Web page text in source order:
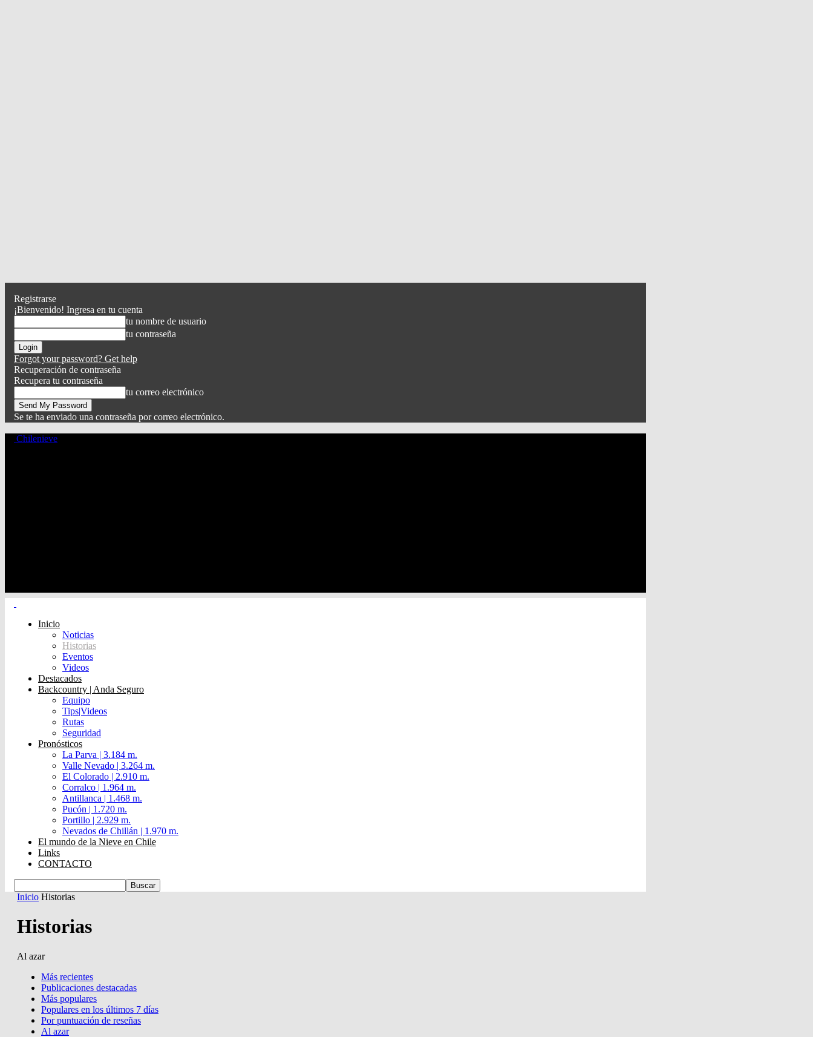
Registrarse
¡Bienvenido! Ingresa en tu cuenta
tu nombre de usuario
tu contraseña
Forgot your password? Get help
Recuperación de contraseña
Recupera tu contraseña
tu correo electrónico
Se te ha enviado una contraseña por correo electrónico.
Chilenieve
Inicio
Noticias
Historias
Eventos
Videos
Destacados
Backcountry | Anda Seguro
Equipo
Tips|Videos
Rutas
Seguridad
Pronósticos
La Parva | 3.184 m.
Valle Nevado | 3.264 m.
El Colorado | 2.910 m.
Corralco | 1.964 m.
Antillanca | 1.468 m.
Pucón | 1.720 m.
Portillo | 2.929 m.
Nevados de Chillán | 1.970 m.
El mundo de la Nieve en Chile
Links
CONTACTO
Inicio Historias
Historias
Al azar
Más recientes
Publicaciones destacadas
Más populares
Populares en los últimos 7 días
Por puntuación de reseñas
Al azar